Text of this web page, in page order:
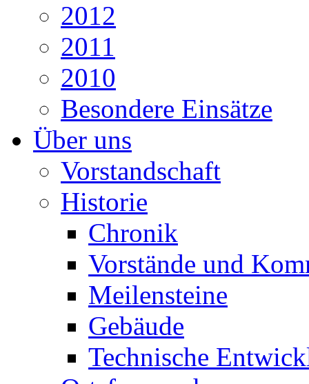
2012
2011
2010
Besondere Einsätze
Über uns
Vorstandschaft
Historie
Chronik
Vorstände und
Meilensteine
Gebäude
Technische